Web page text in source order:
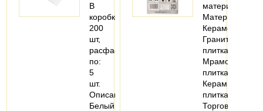
В
коробке:
200
шт,
расфасовано
по:
5
шт.
Описание:
Белый
материал
Материалы:
Керамогранит;
Гранитная
плитка;
Мраморная
плитка;
Керамическая
плитка
Торговая